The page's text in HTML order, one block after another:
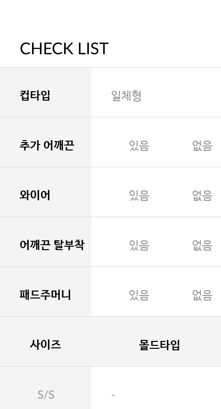
CHECK LIST
컵타입 일체형
추가 어깨끈 있음 없음
와이어 있음 없음
어깨끈 탈부착 있음 없음
패드주머니 있음 없음
사이즈 몰드타입
S/S -